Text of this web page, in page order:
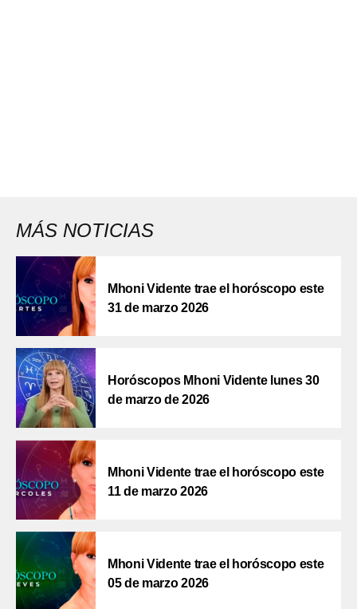
MÁS NOTICIAS
Mhoni Vidente trae el horóscopo este
31 de marzo 2026
Horóscopos Mhoni Vidente lunes 30
de marzo de 2026
Mhoni Vidente trae el horóscopo este
11 de marzo 2026
Mhoni Vidente trae el horóscopo este
05 de marzo 2026